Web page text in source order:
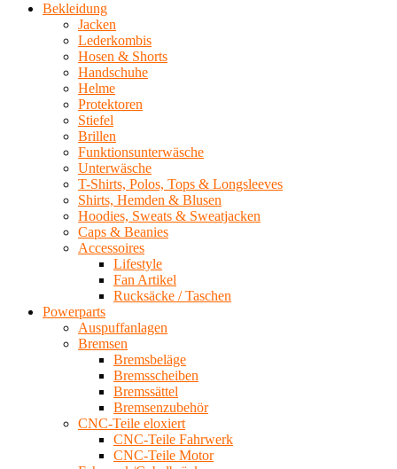
Bekleidung
Jacken
Lederkombis
Hosen & Shorts
Handschuhe
Helme
Protektoren
Stiefel
Brillen
Funktionsunterwäsche
Unterwäsche
T-Shirts, Polos, Tops & Longsleeves
Shirts, Hemden & Blusen
Hoodies, Sweats & Sweatjacken
Caps & Beanies
Accessoires
Lifestyle
Fan Artikel
Rucksäcke / Taschen
Powerparts
Auspuffanlagen
Bremsen
Bremsbeläge
Bremsscheiben
Bremssättel
Bremsenzubehör
CNC-Teile eloxiert
CNC-Teile Fahrwerk
CNC-Teile Motor